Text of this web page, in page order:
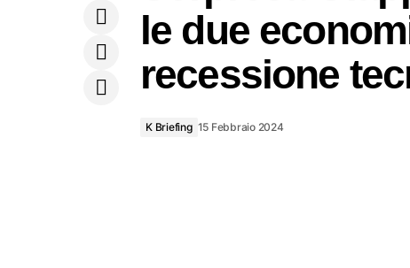
le due
recessione
K Briefing 15 Febbraio 2024